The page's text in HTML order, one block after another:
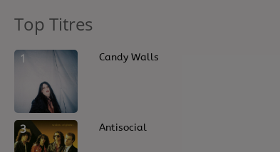
Recherche d'un titre
Top Titres
1 Candy Walls
3 Antisocial